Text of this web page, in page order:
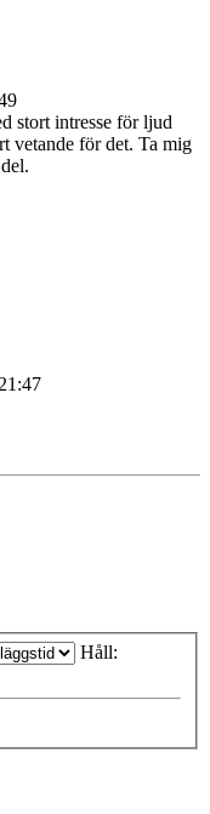
stort intresse för ljud
vetande för det. Ta mig
Håll: